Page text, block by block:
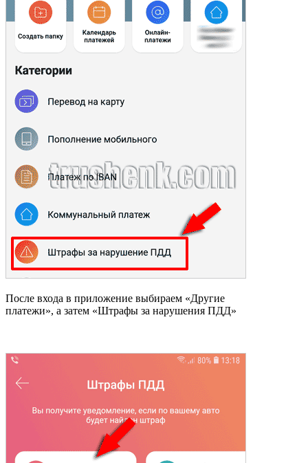
После входа в приложение выбираем «Другие
платежи», а затем «Штрафы за нарушения ПДД»